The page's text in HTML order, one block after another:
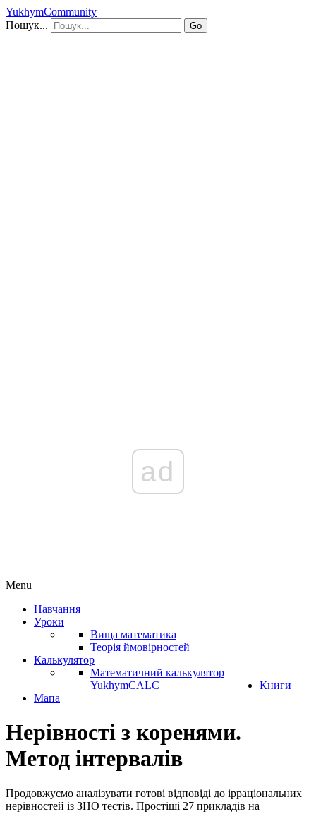
YukhymCommunity
Пошук...
Go
ad
Menu
Навчання
Уроки
Вища математика
Теорія ймовірностей
Калькулятор
Математичний калькулятор
YukhymCALC
Книги
Мапа
Нерівності з коренями.
Метод інтервалів
Продовжуємо аналізувати готові відповіді до ірраціональних
нерівностей із ЗНО тестів. Простіші 27 прикладів на